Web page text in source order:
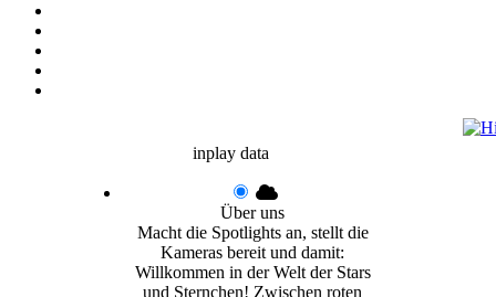
inplay data
Über uns
Macht die Spotlights an, stellt die
Kameras bereit und damit:
Willkommen in der Welt der Stars
und Sternchen! Zwischen roten